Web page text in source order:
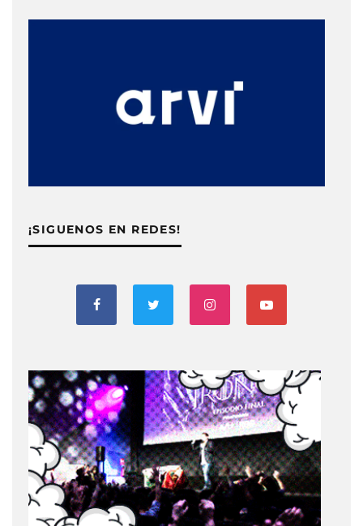
¡SIGUENOS EN REDES!